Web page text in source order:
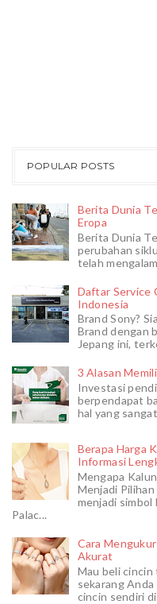
POPULAR POSTS
Berita Dunia
Eropa
Berita Dunia
perubahan
telah
Daftar Service
Indonesia
Brand Sony?
Brand dengan
Jepang ini,
3 Alasan
Investasi
berpendapat
hal yang
Berapa Harga
Informasi
Mengapa
Menjadi
menjadi simbol
Palac...
Cara
Akurat
Mau beli cincin
sekarang
cincin sendiri